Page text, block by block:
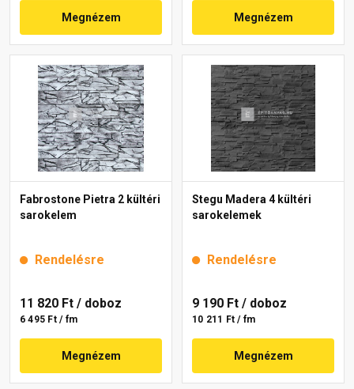
Megnézem Megnézem
Fabrostone Pietra 2 kültéri
sarokelem
Rendelésre
11 820 Ft / doboz
6 495 Ft / fm
Megnézem
Stegu Madera 4 kültéri
sarokelemek
Rendelésre
9 190 Ft / doboz
10 211 Ft / fm
Megnézem